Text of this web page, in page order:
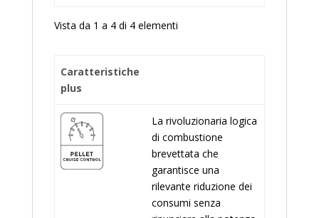
Vista da 1 a 4 di 4 elementi
Caratteristiche
plus
La rivoluzionaria logica
di combustione
brevettata che
garantisce una
rilevante riduzione dei
consumi senza